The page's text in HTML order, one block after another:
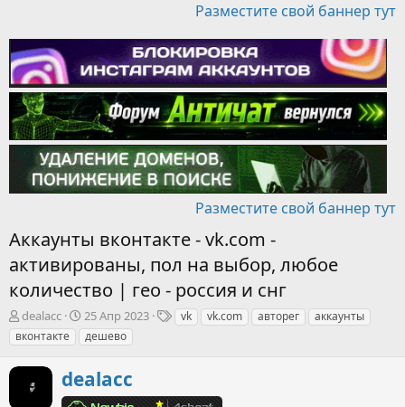
Разместите свой баннер тут
Разместите свой баннер тут
Аккаунты вконтакте - vk.com -
активированы, пол на выбор, любое
количество | гео - россия и снг
А
в
т
о
dealacc
Д
а
т
н
а
25 Апр 2023
Тvk vk.com авторег
аккаунты
вконтакте
дешево
dealacc